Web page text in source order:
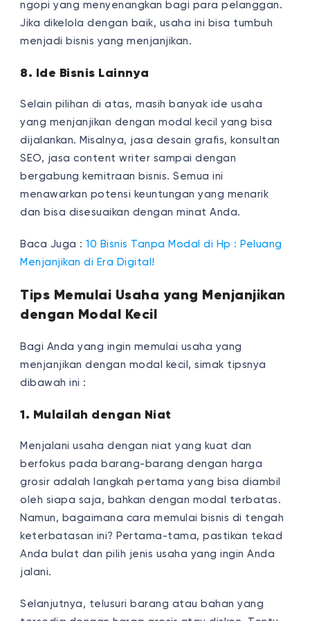
ngopi yang menyenangkan bagi para pelanggan.
Jika dikelola dengan baik, usaha ini bisa tumbuh
menjadi bisnis yang menjanjikan.
8. Ide Bisnis Lainnya
Selain pilihan di atas, masih banyak ide usaha
yang menjanjikan dengan modal kecil yang bisa
dijalankan. Misalnya, jasa desain grafis, konsultan
SEO, jasa content writer sampai dengan
bergabung kemitraan bisnis. Semua ini
menawarkan potensi keuntungan yang menarik
dan bisa disesuaikan dengan minat Anda.
Baca Juga :10 Bisnis Tanpa Modal di Hp : Peluang
Menjanjikan di Era Digital!
Tips Memulai Usaha yang Menjanjikan
dengan Modal Kecil
Bagi Anda yang ingin memulai usaha yang
menjanjikan dengan modal kecil, simak tipsnya
dibawah ini :
1. Mulailah dengan Niat
Menjalani usaha dengan niat yang kuat dan
berfokus pada barang-barang dengan harga
grosir adalah langkah pertama yang bisa diambil
oleh siapa saja, bahkan dengan modal terbatas.
Namun, bagaimana cara memulai bisnis di tengah
keterbatasan ini? Pertama-tama, pastikan tekad
Anda bulat dan pilih jenis usaha yang ingin Anda
jalani.
Selanjutnya, telusuri barang atau bahan yang